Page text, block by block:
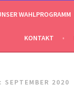
WAHLPROGRAMM
KONTAKT
SEPTEMBER 2020